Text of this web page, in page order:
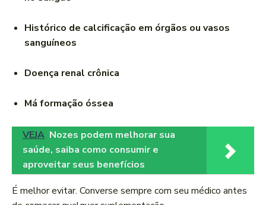
Histórico de calcificação em órgãos ou vasos
sanguíneos
Doença renal crônica
Má formação óssea
VEJA Nozes podem melhorar sua
saúde, saiba como consumir e
aproveitar seus benefícios
É melhor evitar. Converse sempre com seu médico antes